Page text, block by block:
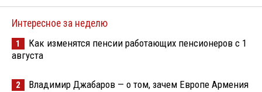
Интересное за неделю
1
Как изменятся пенсии работающих пенсионеров с 1
августа
2 Владимир Джабаров — о том, зачем Европе Армения